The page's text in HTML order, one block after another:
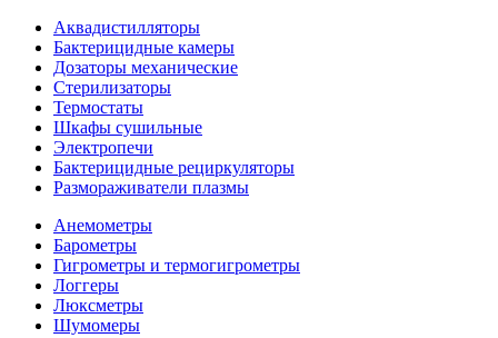
Аквадистилляторы
Бактерицидные камеры
Дозаторы механические
Стерилизаторы
Термостаты
Шкафы сушильные
Электропечи
Бактерицидные рециркуляторы
Размораживатели плазмы
Анемометры
Барометры
Гигрометры и термогигрометры
Логгеры
Люксметры
Шумомеры